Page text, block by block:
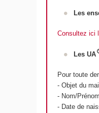
Les
Consultez ici
Les UA
Pour toute
- Objet du
- Nom/Prénom
- Date de